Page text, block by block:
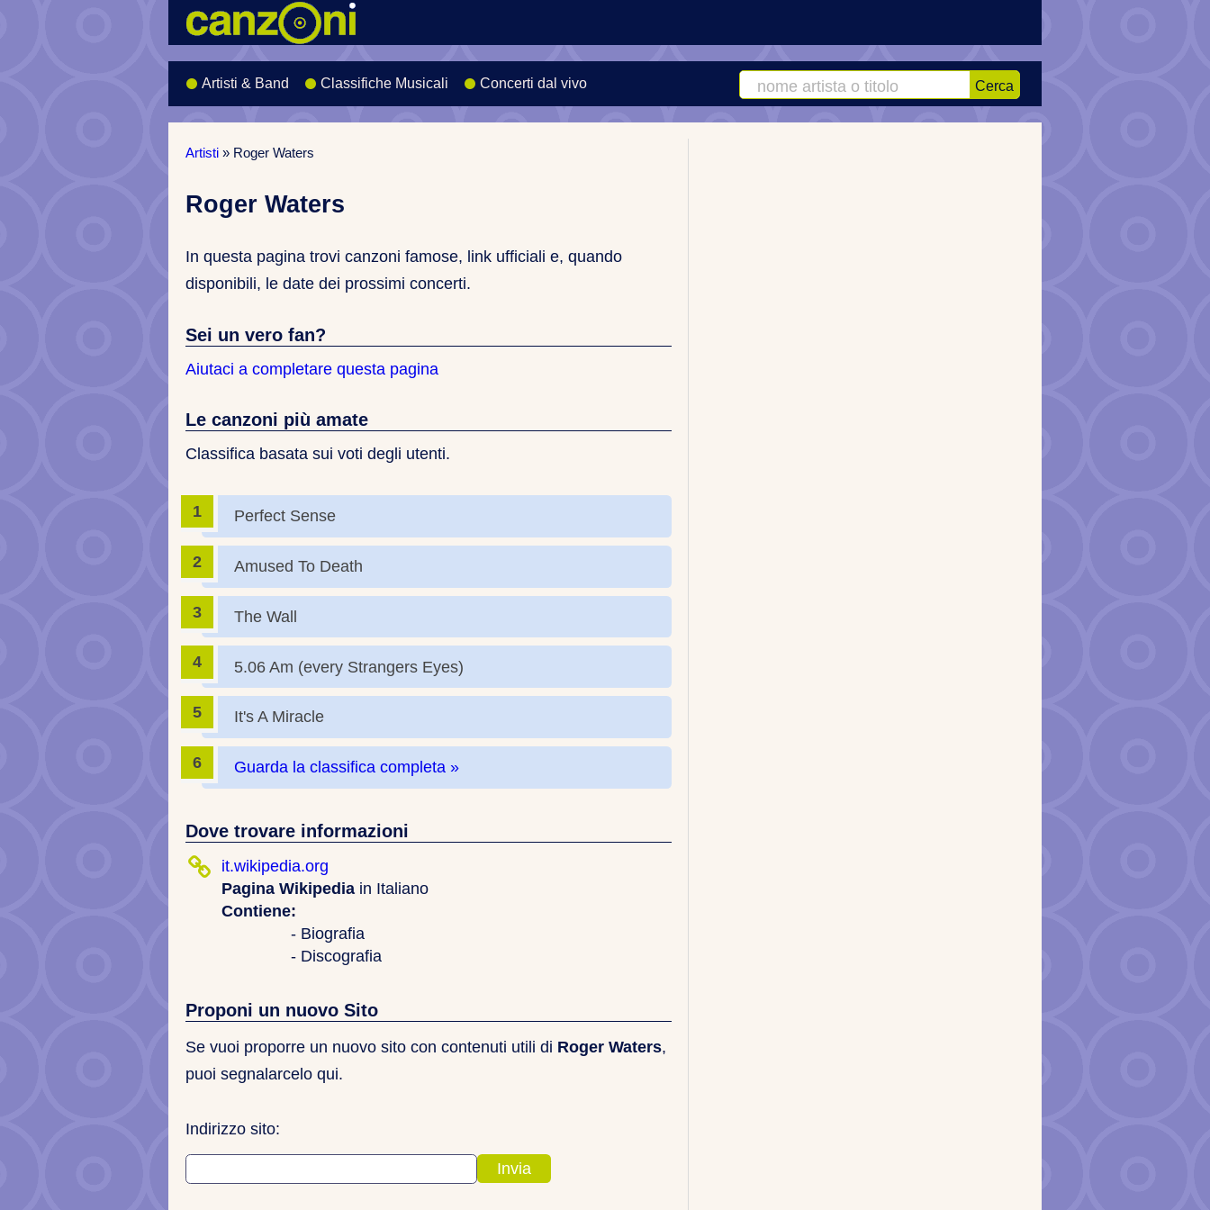
Artisti & Band Classifiche Musicali Concerti dal vivo
Cerca
Cerca
Artisti» Roger Waters
Roger Waters
In questa pagina trovi canzoni famose, link ufficiali e, quando
disponibili, le date dei prossimi concerti.
Sei un vero fan?
Aiutaci a completare questa pagina
Le canzoni più amate
Classifica basata sui voti degli utenti.
Perfect Sense
Amused To Death
The Wall
5.06 Am (every Strangers Eyes)
It's A Miracle
Guarda la classifica completa »
Dove trovare informazioni
it.wikipedia.org
Pagina Wikipedia in Italiano
Contiene:
- Biografia
- Discografia
Proponi un nuovo Sito
Se vuoi proporre un nuovo sito con contenuti utili di Roger Waters,
puoi segnalarcelo qui.
Indirizzo sito: